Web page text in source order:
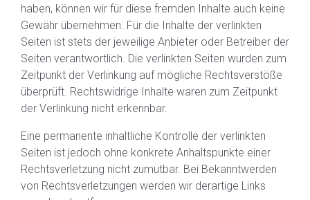
haben, können wir für diese fremden Inhalte auch keine
Gewähr übernehmen. Für die Inhalte der verlinkten
Seiten ist stets der jeweilige Anbieter oder Betreiber der
Seiten verantwortlich. Die verlinkten Seiten wurden zum
Zeitpunkt der Verlinkung auf mögliche Rechtsverstöße
überprüft. Rechtswidrige Inhalte waren zum Zeitpunkt
der Verlinkung nicht erkennbar.
Eine permanente inhaltliche Kontrolle der verlinkten
Seiten ist jedoch ohne konkrete Anhaltspunkte einer
Rechtsverletzung nicht zumutbar. Bei Bekanntwerden
von Rechtsverletzungen werden wir derartige Links